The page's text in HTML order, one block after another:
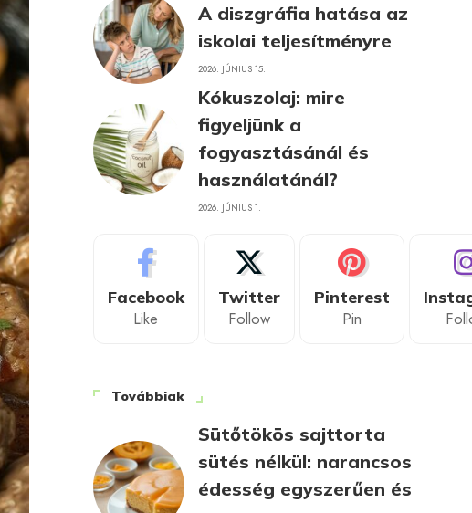
A diszgráfia hatása az
iskolai teljesítményre
2026. JÚNIUS 15.
Kókuszolaj: mire
figyeljünk a
fogyasztásánál és
használatánál?
2026. JÚNIUS 1.
Facebook
Like
Twitter
Follow
Pinterest
Pin
Továbbiak
Sütőtökös sajttorta
sütés nélkül: narancsos
édesség egyszerűen és